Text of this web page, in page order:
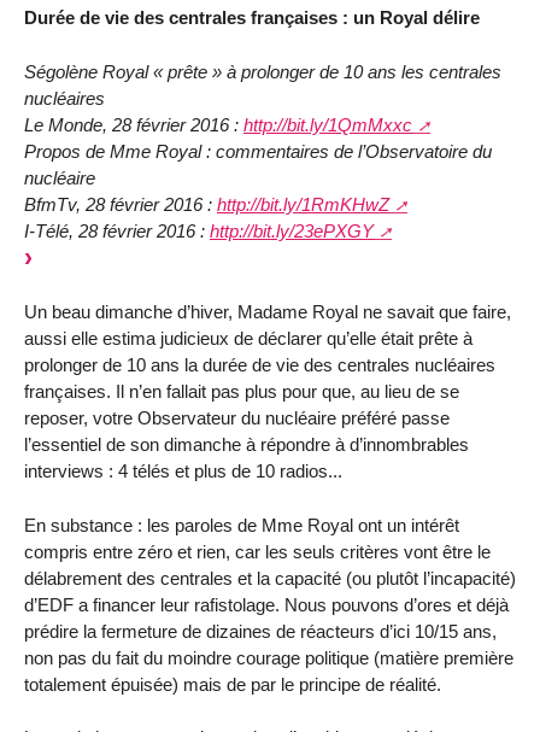
Durée de vie des centrales françaises : un Royal délire
Ségolène Royal « prête » à prolonger de 10 ans les centrales
nucléaires
Le Monde, 28 février 2016 : http://bit.ly/1QmMxxc
Propos de Mme Royal : commentaires de l’Observatoire du
nucléaire
BfmTv, 28 février 2016 : http://bit.ly/1RmKHwZ
I-Télé, 28 février 2016 : http://bit.ly/23ePXGY
Un beau dimanche d’hiver, Madame Royal ne savait que faire,
aussi elle estima judicieux de déclarer qu’elle était prête à
prolonger de 10 ans la durée de vie des centrales nucléaires
françaises. Il n’en fallait pas plus pour que, au lieu de se
reposer, votre Observateur du nucléaire préféré passe
l’essentiel de son dimanche à répondre à d’innombrables
interviews : 4 télés et plus de 10 radios...
En substance : les paroles de Mme Royal ont un intérêt
compris entre zéro et rien, car les seuls critères vont être le
délabrement des centrales et la capacité (ou plutôt l’incapacité)
d’EDF a financer leur rafistolage. Nous pouvons d’ores et déjà
prédire la fermeture de dizaines de réacteurs d’ici 10/15 ans,
non pas du fait du moindre courage politique (matière première
totalement épuisée) mais de par le principe de réalité.